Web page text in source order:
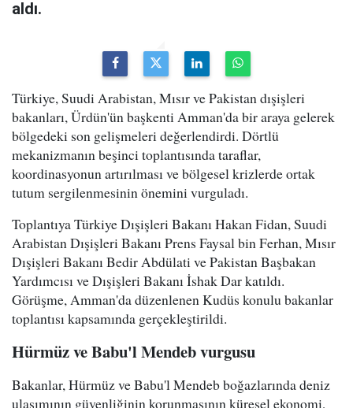
aldı.
Türkiye, Suudi Arabistan, Mısır ve Pakistan dışişleri
bakanları, Ürdün'ün başkenti Amman'da bir araya gelerek
bölgedeki son gelişmeleri değerlendirdi. Dörtlü
mekanizmanın beşinci toplantısında taraflar,
koordinasyonun artırılması ve bölgesel krizlerde ortak
tutum sergilenmesinin önemini vurguladı.
Toplantıya Türkiye Dışişleri Bakanı Hakan Fidan, Suudi
Arabistan Dışişleri Bakanı Prens Faysal bin Ferhan, Mısır
Dışişleri Bakanı Bedir Abdülati ve Pakistan Başbakan
Yardımcısı ve Dışişleri Bakanı İshak Dar katıldı.
Görüşme, Amman'da düzenlenen Kudüs konulu bakanlar
toplantısı kapsamında gerçekleştirildi.
Hürmüz ve Babu'l Mendeb vurgusu
Bakanlar, Hürmüz ve Babu'l Mendeb boğazlarında deniz
ulaşımının güvenliğinin korunmasının küresel ekonomi,